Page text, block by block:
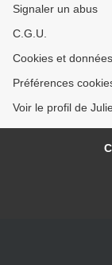
Signaler un abus
C.G.U.
Cookies et
Préférences
Voir le profil de